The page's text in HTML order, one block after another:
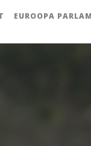
EUROOPA